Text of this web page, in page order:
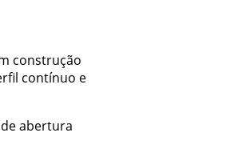
construção
contínuo e
abertura